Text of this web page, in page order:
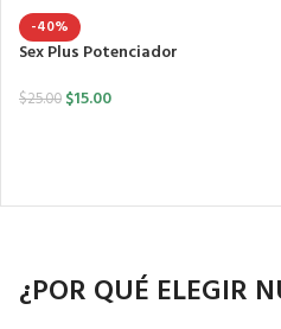
-40%
Sex Plus Potenciador
$25.00 $15.00
¿POR QUÉ ELEGIR